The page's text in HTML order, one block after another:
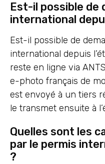
Est-il possible de
international
Est-il possible de
international depuis
reste en ligne via
e-photo français de
est envoyé à un tiers
le transmet ensuite à
Quelles sont les
par le permis
?